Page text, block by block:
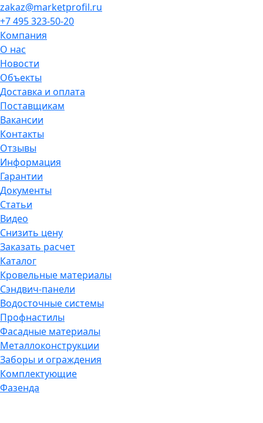
zakaz@marketprofil.ru
+7 495 323-50-20
Компания
О нас
Новости
Объекты
Доставка и оплата
Поставщикам
Вакансии
Контакты
Отзывы
Информация
Гарантии
Документы
Статьи
Видео
Снизить цену
Заказать расчет
Каталог
Кровельные материалы
Сэндвич-панели
Водосточные системы
Профнастилы
Фасадные материалы
Металлоконструкции
Заборы и ограждения
Комплектующие
Фазенда